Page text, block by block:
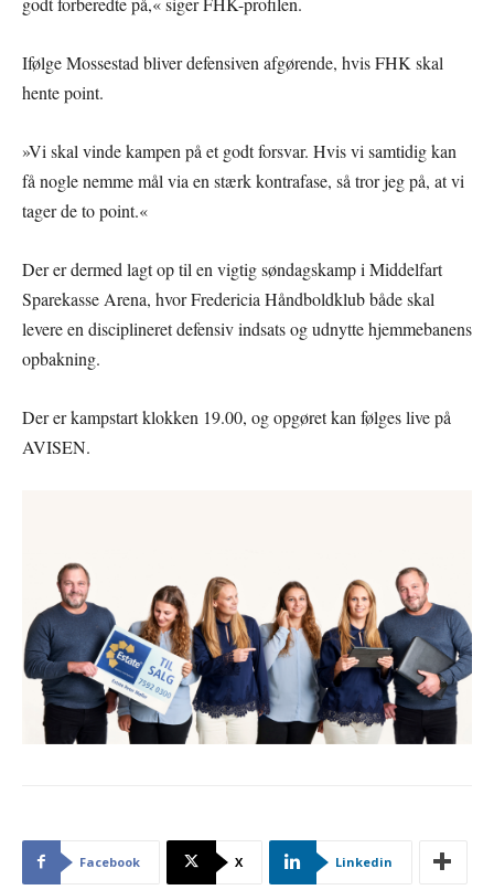
Ifølge Mossestad bliver defensiven afgørende, hvis FHK skal
hente point.
»Vi skal vinde kampen på et godt forsvar. Hvis vi samtidig kan
få nogle nemme mål via en stærk kontrafase, så tror jeg på, at vi
tager de to point.«
Der er dermed lagt op til en vigtig søndagskamp i Middelfart
Sparekasse Arena, hvor Fredericia Håndboldklub både skal
levere en disciplineret defensiv indsats og udnytte hjemmebanens
opbakning.
Der er kampstart klokken 19.00, og opgøret kan følges live på
AVISEN.
Facebook X Linkedin